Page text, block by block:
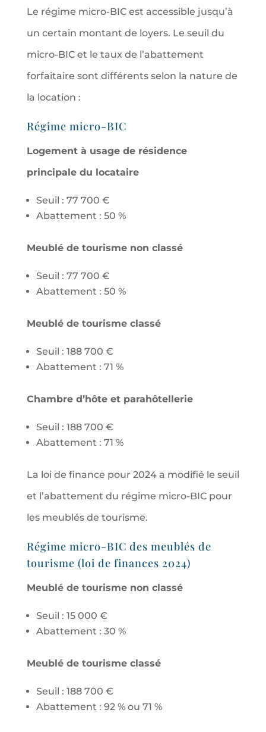
Le régime micro-BIC est accessible jusqu’à
un certain montant de loyers. Le seuil du
micro-BIC et le taux de l’abattement
forfaitaire sont différents selon la nature de
la location :
Régime micro-BIC
Logement à usage de résidence
principale du locataire
Seuil : 77 700 €
Abattement : 50 %
Meublé de tourisme non classé
Seuil : 77 700 €
Abattement : 50 %
Meublé de tourisme classé
Seuil : 188 700 €
Abattement : 71 %
Chambre d’hôte et parahôtellerie
Seuil : 188 700 €
Abattement : 71 %
La loi de finance pour 2024 a modifié le seuil
et l’abattement du régime micro-BIC pour
les meublés de tourisme.
Régime micro-BIC des meublés de
tourisme (loi de finances 2024)
Meublé de tourisme non classé
Seuil : 15 000 €
Abattement : 30 %
Meublé de tourisme classé
Seuil : 188 700 €
Abattement : 92 % ou 71 %